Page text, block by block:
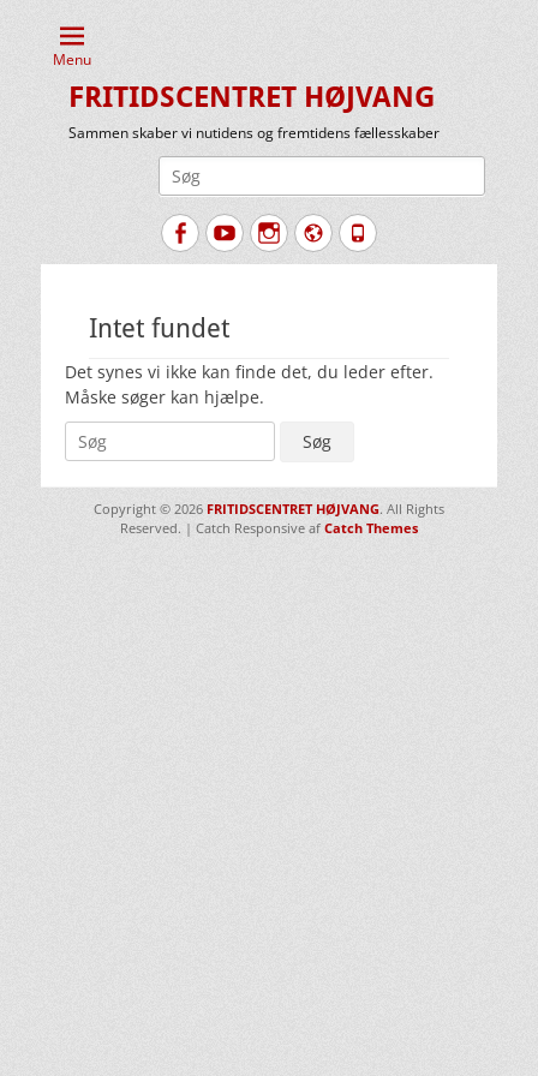
Menu
FRITIDSCENTRET HØJVANG
Sammen skaber vi nutidens og fremtidens fællesskaber
FacebookYouTubeInstagram
Website
Tlf.
Intet fundet
Det synes vi ikke kan finde det, du leder efter.
Måske søger kan hjælpe.
Søg
efter:
Copyright © 2026 FRITIDSCENTRET HØJVANG. All Rights
Reserved. | Catch Responsive af Catch Themes